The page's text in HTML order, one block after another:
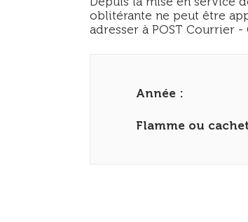
oblitérante ne peut être
adresser à POST Courrier
Année :
Flamme ou